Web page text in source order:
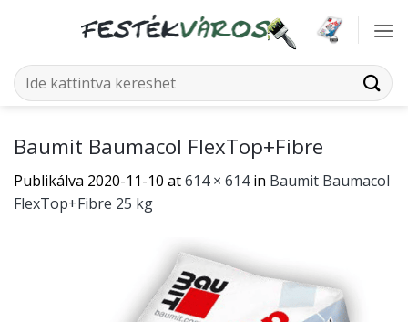
Keresés
a
Baumit Baumacol FlexTop+Fibre
Publikálva 2020-11-10 at614 × 614in Baumit Baumacol
FlexTop+Fibre 25 kg